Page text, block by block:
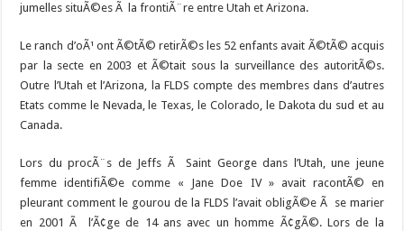
jumelles situÃ©es Ã la frontiÃ¨re entre Utah et Arizona.
Le ranch d’oÃ¹ ont Ã©tÃ© retirÃ©s les 52 enfants avait Ã©tÃ© acquis
par la secte en 2003 et Ã©tait sous la surveillance des autoritÃ©s.
Outre l’Utah et l’Arizona, la FLDS compte des membres dans d’autres
Etats comme le Nevada, le Texas, le Colorado, le Dakota du sud et au
Canada.
Lors du procÃ¨s de Jeffs Ã Saint George dans l’Utah, une jeune
femme identifiÃ©e comme « Jane Doe IV » avait racontÃ© en
pleurant comment le gourou de la FLDS l’avait obligÃ©e Ã se marier
en 2001 Ã l’Ã¢ge de 14 ans avec un homme Ã¢gÃ©. Lors de la